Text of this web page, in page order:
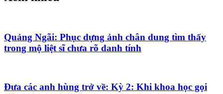
Quảng Ngãi: Phục dựng ảnh chân dung tìm thấy
trong mộ liệt sĩ chưa rõ danh tính
Đưa các anh hùng trở về: Kỳ 2: Khi khoa học gọi